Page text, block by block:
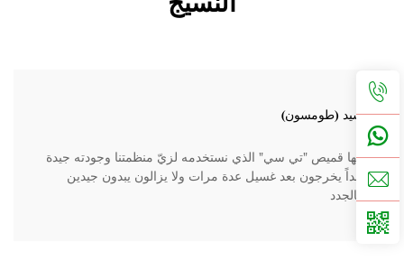
سيد (طومسون)
إنها قميص "تي سي" الذي نستخدمه لزيّ منظمتنا وجودته جيدة
جداً يخرجون بعد غسيل عدة مرات ولا يزالون يبدون جيدين
كالجدد